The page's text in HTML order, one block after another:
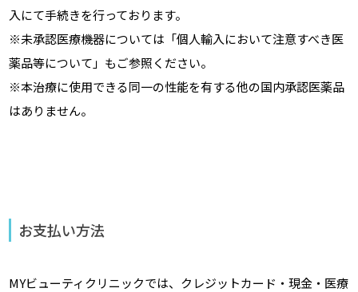
入にて手続きを行っております。
※未承認医療機器については「個人輸入において注意すべき医
薬品等について」もご参照ください。
※本治療に使用できる同一の性能を有する他の国内承認医薬品
はありません。
お支払い方法
MYビューティクリニックでは、クレジットカード・現金・医療